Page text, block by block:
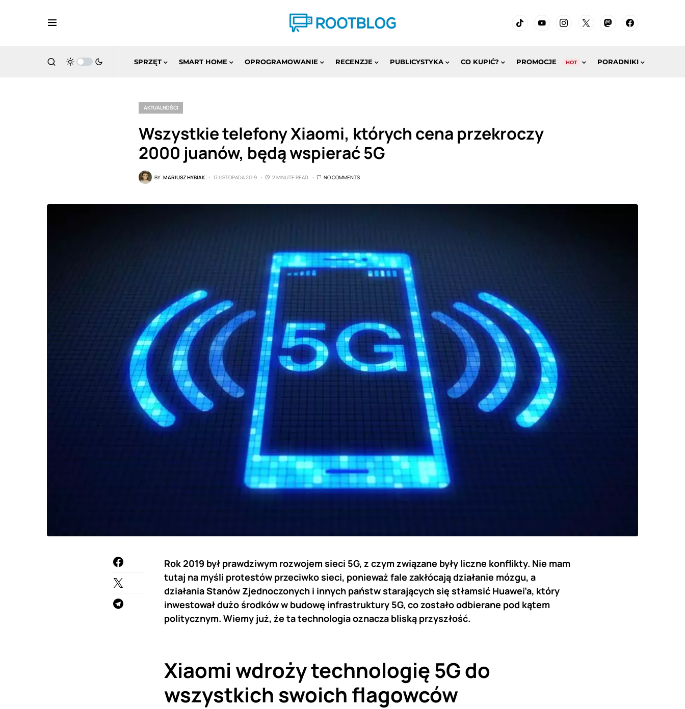
SPRZĘT SMART HOME OPROGRAMOWANIE RECENZJE PUBLICYSTYKA CO KUPIĆ? PROMOCJE HOT PORADNIKI
AKTUALNOŚCI
Wszystkie telefony Xiaomi, których cena przekroczy
2000 juanów, będą wspierać 5G
BY MARIUSZ HYBIAK 17 LISTOPADA 2019 2 MINUTE READ NO COMMENTS
Rok 2019 był prawdziwym rozwojem sieci 5G, z czym związane były liczne konflikty. Nie mam
tutaj na myśli protestów przeciwko sieci, ponieważ fale zakłócają działanie mózgu, a
działania Stanów Zjednoczonych i innych państw starających się stłamsić Huawei’a, który
inwestował dużo środków w budowę infrastruktury 5G, co zostało odbierane pod kątem
politycznym. Wiemy już, że ta technologia oznacza bliską przyszłość.
Xiaomi wdroży technologię 5G do
wszystkich swoich flagowców